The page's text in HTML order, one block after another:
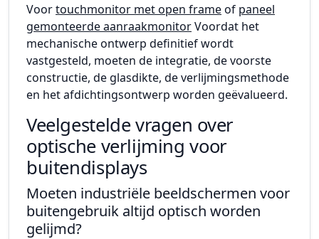
Voortouchmonitor met open frameof paneel
gemonteerde aanraakmonitorVoordat het
mechanische ontwerp definitief wordt
vastgesteld, moeten de integratie, de voorste
constructie, de glasdikte, de verlijmingsmethode
en het afdichtingsontwerp worden geëvalueerd.
Veelgestelde vragen over
optische verlijming voor
buitendisplays
Moeten industriële beeldschermen voor
buitengebruik altijd optisch worden
gelijmd?